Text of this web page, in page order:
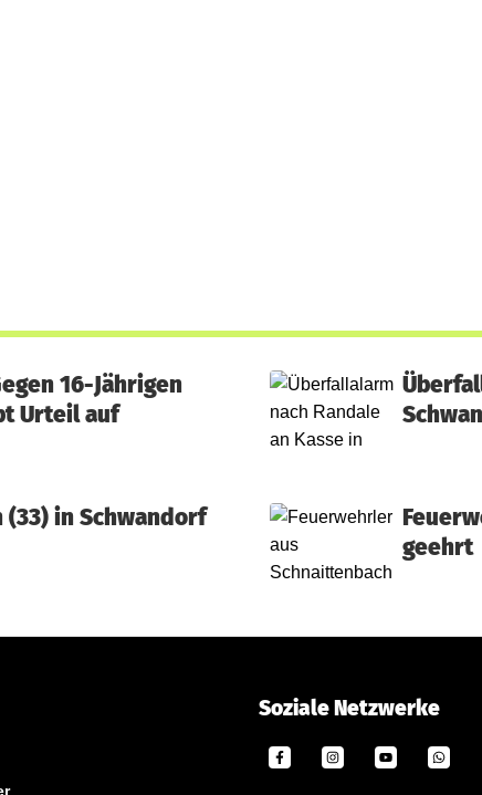
16-Jährigen
Urteil auf
in Schwandorf
geehrt
Soziale Netzwerke